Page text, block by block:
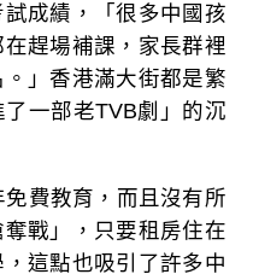
成績，「很多中國孩
趕場補課，家長群裡
」香港滿大街都是繁
一部老TVB劇」的沉
費教育，而且沒有所
戰」，只要租房住在
這點也吸引了許多中